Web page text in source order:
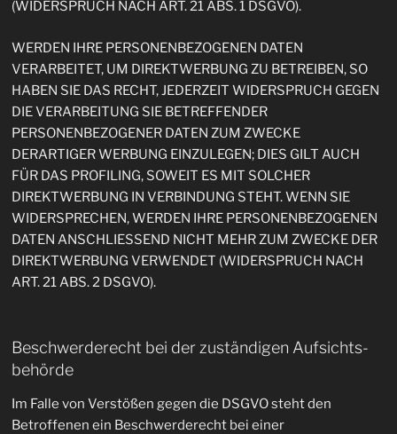
(WIDERSPRUCH NACH ART. 21 ABS. 1 DSGVO).
WERDEN IHRE PERSONENBEZOGENEN DATEN
VERARBEITET, UM DIREKTWERBUNG ZU BETREIBEN, SO
HABEN SIE DAS RECHT, JEDERZEIT WIDERSPRUCH GEGEN
DIE VERARBEITUNG SIE BETREFFENDER
PERSONENBEZOGENER DATEN ZUM ZWECKE
DERARTIGER WERBUNG EINZULEGEN; DIES GILT AUCH
FÜR DAS PROFILING, SOWEIT ES MIT SOLCHER
DIREKTWERBUNG IN VERBINDUNG STEHT. WENN SIE
WIDERSPRECHEN, WERDEN IHRE PERSONENBEZOGENEN
DATEN ANSCHLIESSEND NICHT MEHR ZUM ZWECKE DER
DIREKTWERBUNG VERWENDET (WIDERSPRUCH NACH
ART. 21 ABS. 2 DSGVO).
Beschwerde­recht bei der zuständigen Aufsichts­
behörde
Im Falle von Verstößen gegen die DSGVO steht den
Betroffenen ein Beschwerderecht bei einer